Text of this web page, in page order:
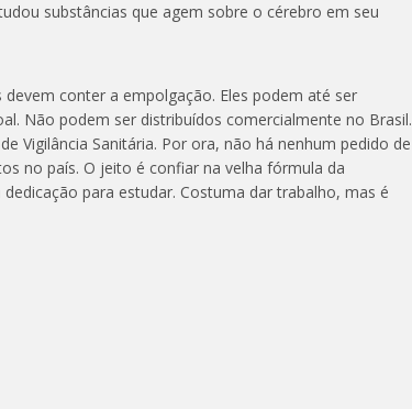
substâncias que agem sobre o cérebro em seu
conter a empolgação. Eles podem até ser
Não podem ser distribuídos comercialmente no Brasil.
Vigilância Sanitária. Por ora, não há nenhum pedido de
no país. O jeito é confiar na velha fórmula da
para estudar. Costuma dar trabalho, mas é